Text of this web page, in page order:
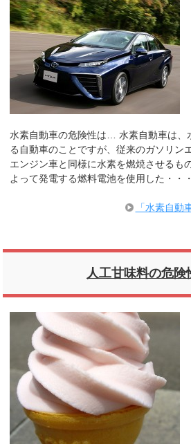
水素自動車の危険性は… 水素自動車は、
る自動車のことですが、従来のガソリン
エンジン車と同様に水素を燃焼させるも
よって発電する燃料電池を使用した・・・
「水素自動
人工甘味料の危険